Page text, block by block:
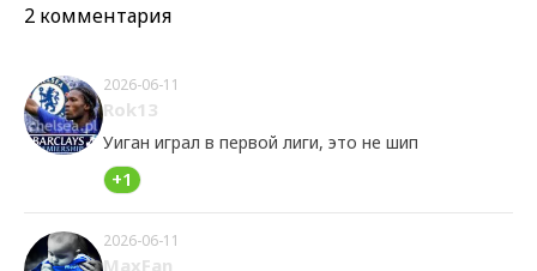
2 комментария
2026-06-11
Rok13
Уиган играл в первой лиги, это не шип
+1
2026-06-11
MaxFan